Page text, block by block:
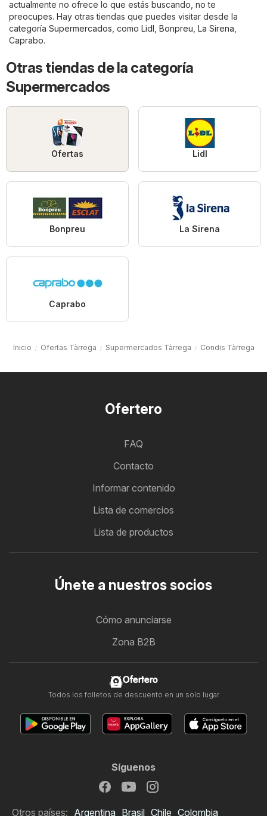
actualmente no ofrece lo que estás buscando, no te
preocupes. Hay otras tiendas que puedes visitar desde la
categoría Supermercados , como Lidl Bonpreu La Sirena
Caprabo.
Otras tiendas de la categoría
Supermercados
Ofertas Lidl
Bonpreu La Sirena
Caprabo
Inicio Ofertas Tàrrega Supermercados Tàrrega Condis Tàrrega
Ofertero
FAQ
Contacto
Informar contenido
Lista de comercios
Lista de productos
Únete a nuestros socios
Cómo anunciarse
Zona B2B
Ofertero
Todos los folletos de descuento en un solo lugar
Síguenos
Otros países: Argentina Brasil Chile Colombia